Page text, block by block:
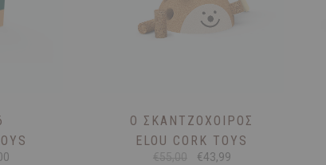
Ο ΣΚΑΝΤΖΌΧΟΙΡΟΣ
ELOU CORK TOYS
€55,00
Original
€43,99Η